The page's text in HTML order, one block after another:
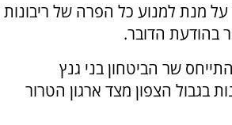
מנת למנוע כל הפרה של ריבונות
בהודעת הדובר.
שר הביטחון בני גנץ
בגבול הצפון מצד ארגון הטרור